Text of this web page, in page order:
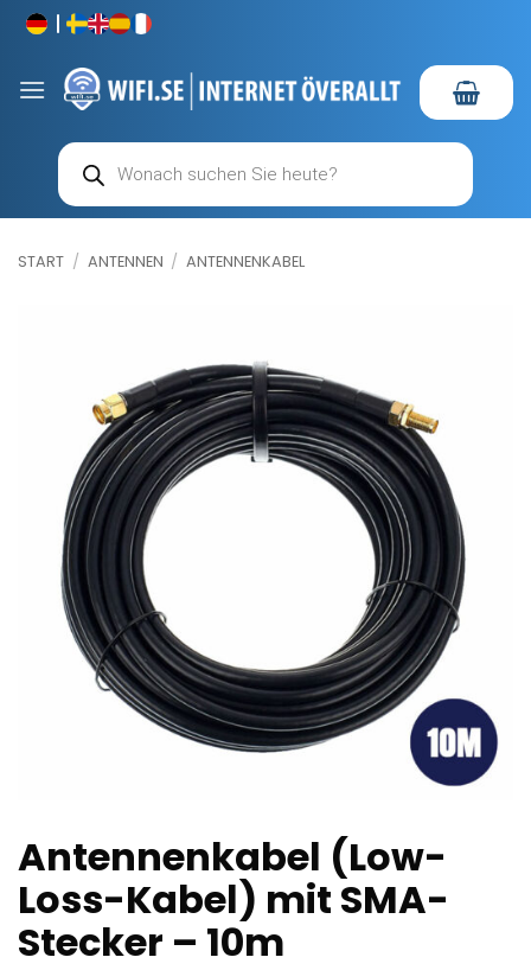
Zum
Inhalt
springen
Products
search
START / ANTENNEN / ANTENNENKABEL
Antennenkabel (Low-
Loss-Kabel) mit SMA-
Stecker – 10m